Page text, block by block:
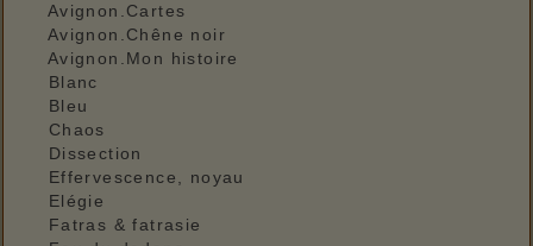
Avignon.Cartes
Avignon.Chêne noir
Avignon.Mon histoire
Blanc
Bleu
Chaos
Dissection
Effervescence, noyau
Elégie
Fatras & fatrasie